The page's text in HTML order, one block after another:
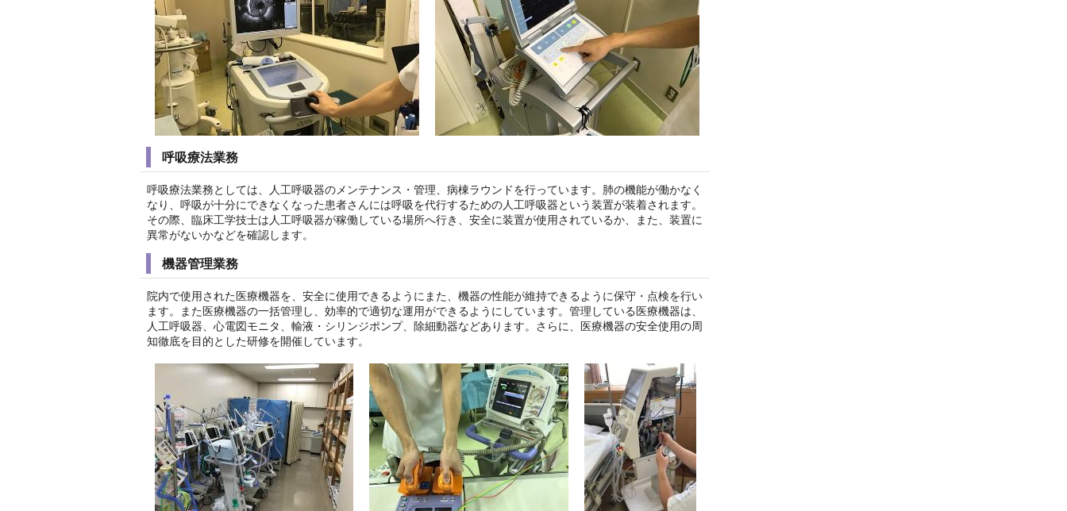
呼吸療法業務
呼吸療法業務としては、人工呼吸器のメンテナンス・管理、病棟ラウンドを行っています。肺の機能が働かなく
なり、呼吸が十分にできなくなった患者さんには呼吸を代行するための人工呼吸器という装置が装着されます。
その際、臨床工学技士は人工呼吸器が稼働している場所へ行き、安全に装置が使用されているか、また、装置に
異常がないかなどを確認します。
機器管理業務
院内で使用された医療機器を、安全に使用できるようにまた、機器の性能が維持できるように保守・点検を行い
ます。また医療機器の一括管理し、効率的で適切な運用ができるようにしています。管理している医療機器は、
人工呼吸器、心電図モニタ、輸液・シリンジポンプ、除細動器などあります。さらに、医療機器の安全使用の周
知徹底を目的とした研修を開催しています。